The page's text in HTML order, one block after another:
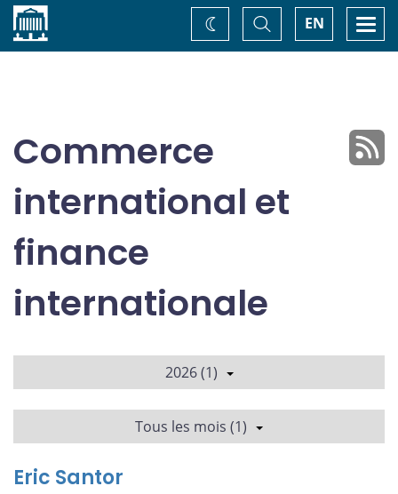
Accueil EN
Basculer
la
recherche
Changez
de
Commerce
international et
finance
internationale
2026 (1)
Tous les mois (1)
Eric Santor